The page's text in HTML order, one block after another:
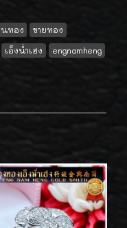
นทอง
ขายทอง
เอ็งน่ำเฮง
engnamheng